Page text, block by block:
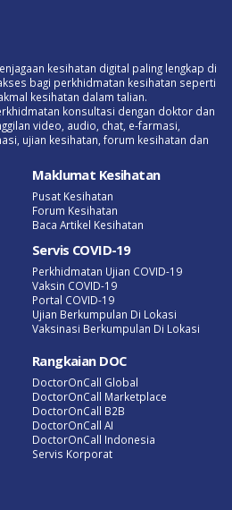
kesihatan digital paling lengkap di
bagi perkhidmatan kesihatan seperti
kesihatan dalam talian.
konsultasi dengan doktor dan
video, audio, chat, e-farmasi,
ujian kesihatan, forum kesihatan dan
Maklumat Kesihatan
Pusat Kesihatan
Forum Kesihatan
Baca Artikel Kesihatan
Servis COVID-19
Perkhidmatan Ujian COVID-19
Vaksin COVID-19
Portal COVID-19
Ujian Berkumpulan Di Lokasi
Vaksinasi Berkumpulan Di Lokasi
Rangkaian DOC
DoctorOnCall Global
DoctorOnCall Marketplace
DoctorOnCall B2B
DoctorOnCall AI
DoctorOnCall Indonesia
Servis Korporat